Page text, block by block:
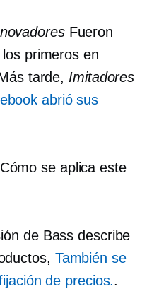
Fueron
primeros en
tarde, Imitadores
abrió sus
se aplica este
de Bass describe
También se
de precios..